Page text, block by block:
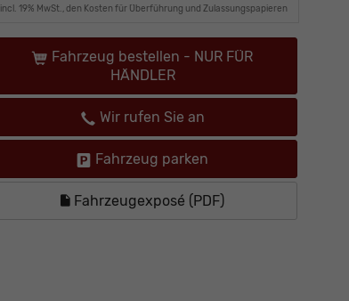
incl. 19% MwSt., den Kosten für Überführung und Zulassungspapieren
Fahrzeug bestellen - NUR FÜR
HÄNDLER
Wir rufen Sie an
Fahrzeug parken
Fahrzeugexposé (PDF)